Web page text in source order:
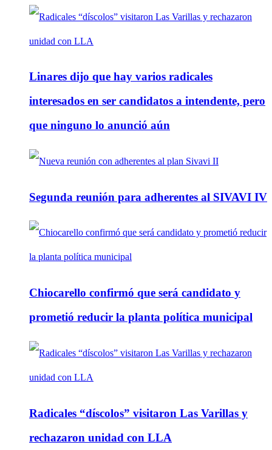
Linares dijo que hay varios radicales
interesados en ser candidatos a intendente, pero
que ninguno lo anunció aún
Segunda reunión para adherentes al SIVAVI IV
Chiocarello confirmó que será candidato y
prometió reducir la planta política municipal
Radicales “díscolos” visitaron Las Varillas y
rechazaron unidad con LLA